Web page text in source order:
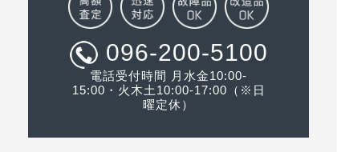
096-200-5100
電話受付時間 月水金10:00-
15:00・火木土10:00-17:00（※日
曜定休）